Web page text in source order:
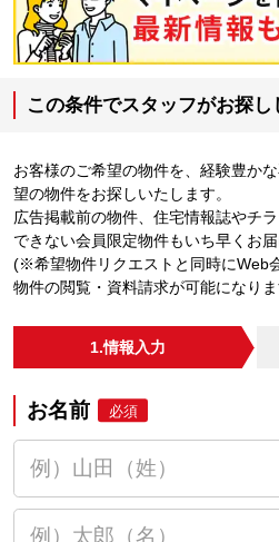
この条件でスタッフがお探し
お客様のご希望の物件を、経験豊か
望の物件をお探しいたします。
広告掲載前の物件、住宅情報誌やチ
できない会員限定物件もいち早くお届
(※希望物件リクエストと同時にWeb
物件の閲覧・資料請求が可能になり
1.情報入力
お名前 必須